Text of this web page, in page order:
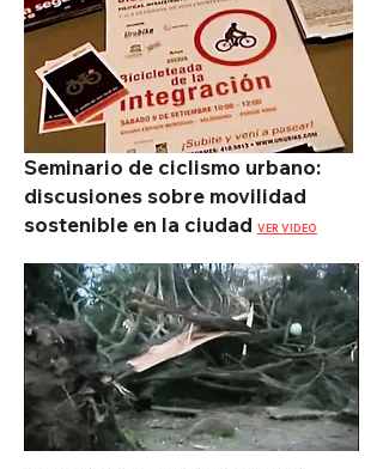
Seminario de ciclismo urbano:
discusiones sobre movilidad
sostenible en la ciudad VER VIDEO